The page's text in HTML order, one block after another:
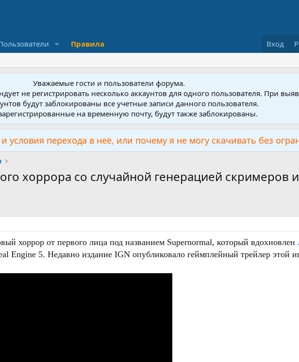
Правила Вход
Уважаемые гости и пользователи форума.
не регистрировать несколько аккаунтов для одного пользователя. При
будут заблокированы все учетные записи данного пользователя.
на временную почту, будут также заблокированы.
условия перехода в неё, или почему я не могу скачивать без
хоррора со случайной генерацией скримеров
хоррор от первого лица под названием Supernormal, который вдохновлен
Engine 5. Недавно издание IGN опубликовало геймплейный трейлер этой